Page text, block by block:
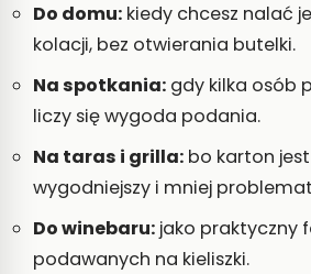
Do domu: kiedy chcesz nalać
kolacji, bez otwierania butelki.
Na spotkania: gdy kilka osób
liczy się wygoda podania.
Na taras i grilla: bo karton jest
wygodniejszy i mniej
Do winebaru: jako praktyczny
podawanych na kieliszki.